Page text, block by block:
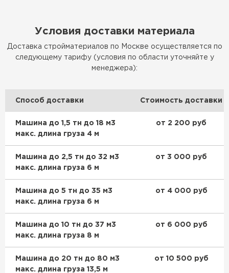
Условия доставки материала
Доставка стройматериалов по Москве осуществляется по
следующему тарифу (условия по области уточняйте у
менеджера):
Способ доставки Стоимость доставки
Машина до 1,5 тн до 18 м3
макс. длина груза 4 м
от 2 200 руб
Машина до 2,5 тн до 32 м3
макс. длина груза 6 м
от 3 000 руб
Машина до 5 тн до 35 м3
макс. длина груза 6 м
от 4 000 руб
Машина до 10 тн до 37 м3
макс. длина груза 8 м
от 6 000 руб
Машина до 20 тн до 80 м3
макс. длина груза 13,5 м
от 10 500 руб